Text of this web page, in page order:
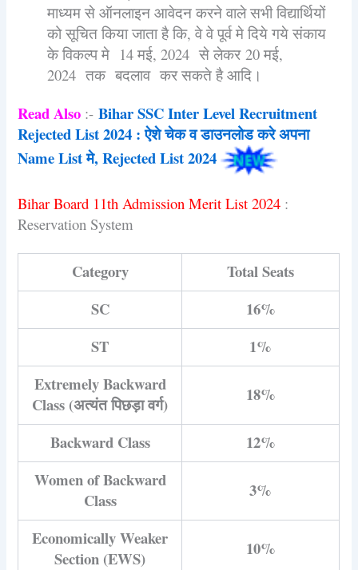
माध्यम से ऑनलाइन आवेदन करने वाले सभी विद्यार्थियों
को सूचित किया जाता है कि, वे वे पूर्व मे दिये गये संकाय
के विकल्प मे 14 मई, 2024 से लेकर 20 मई,
2024 तक बदलाव कर सकते है आदि।
Read Also :-Bihar SSC Inter Level Recruitment
Rejected List 2024 : ऐशे चेक व डाउनलोड करे अपना
Name List मे, Rejected List 2024
Bihar Board 11th Admission Merit List 2024 :
Reservation System
Category
Total Seats
SC
16%
ST
1%
Extremely Backward
Class (अत्यंत पिछड़ा वर्ग)
18%
Backward Class
12%
Women of Backward
Class
3%
Economically Weaker
Section (EWS)
10%